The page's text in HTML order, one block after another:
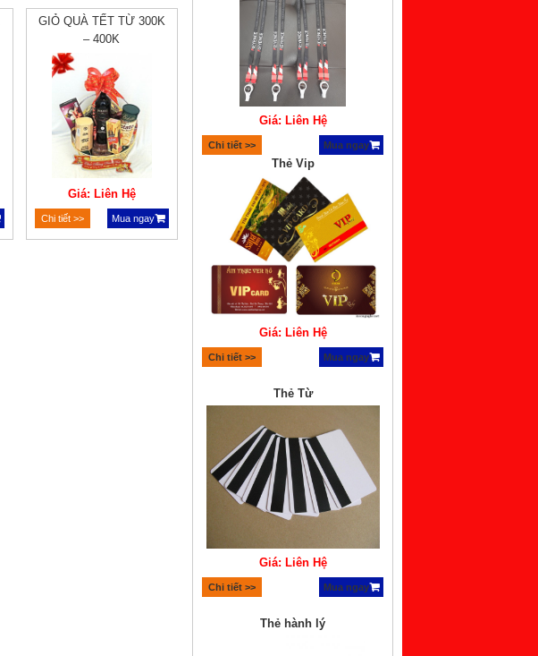
GIỎ QUÀ TẾT TỪ 300K
– 400K
Giá: Liên Hệ
Chi tiết >> Mua ngay
Giá: Liên Hệ
Chi tiết >> Mua ngay
Thẻ Vip
Giá: Liên Hệ
Chi tiết >> Mua ngay
Thẻ Từ
Giá: Liên Hệ
Chi tiết >> Mua ngay
Thẻ hành lý